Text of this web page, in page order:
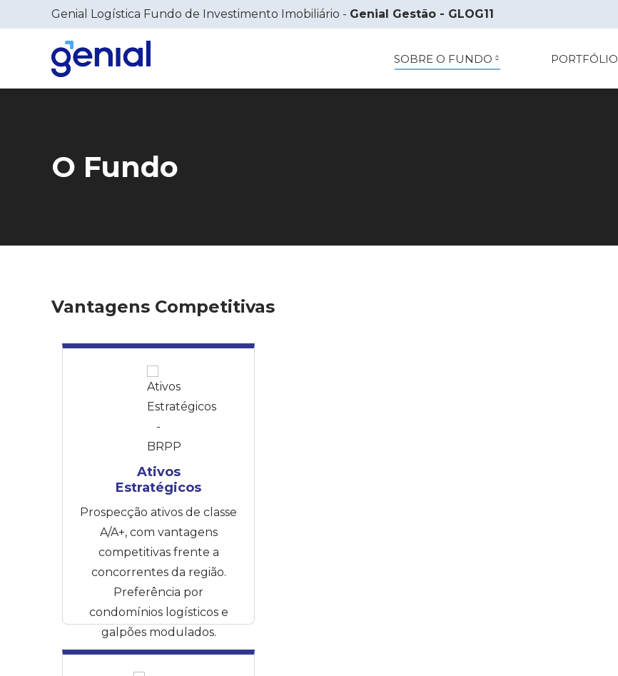
Genial Logística Fundo de Investimento Imobiliário - Genial Gestão - GLOG11
SOBRE O FUNDO PORTFÓLIO
O Fundo
Vantagens Competitivas
Ativos
Estratégicos​
Prospecção ativos de classe
A/A+, com vantagens
competitivas frente a
concorrentes da região.
Preferência por
condomínios logísticos e
galpões modulados.